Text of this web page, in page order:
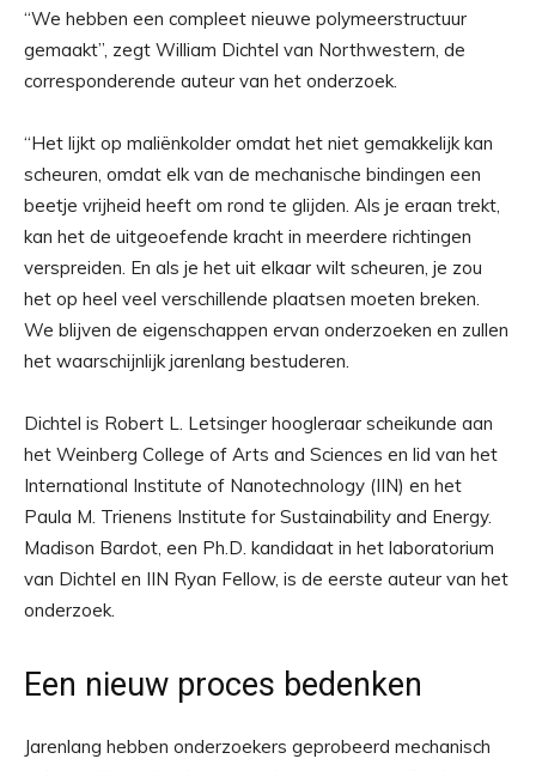
“We hebben een compleet nieuwe polymeerstructuur
gemaakt”, zegt William Dichtel van Northwestern, de
corresponderende auteur van het onderzoek.
“Het lijkt op maliënkolder omdat het niet gemakkelijk kan
scheuren, omdat elk van de mechanische bindingen een
beetje vrijheid heeft om rond te glijden. Als je eraan trekt,
kan het de uitgeoefende kracht in meerdere richtingen
verspreiden. En als je het uit elkaar wilt scheuren, je zou
het op heel veel verschillende plaatsen moeten breken.
We blijven de eigenschappen ervan onderzoeken en zullen
het waarschijnlijk jarenlang bestuderen.
Dichtel is Robert L. Letsinger hoogleraar scheikunde aan
het Weinberg College of Arts and Sciences en lid van het
International Institute of Nanotechnology (IIN) en het
Paula M. Trienens Institute for Sustainability and Energy.
Madison Bardot, een Ph.D. kandidaat in het laboratorium
van Dichtel en IIN Ryan Fellow, is de eerste auteur van het
onderzoek.
Een nieuw proces bedenken
Jarenlang hebben onderzoekers geprobeerd mechanisch